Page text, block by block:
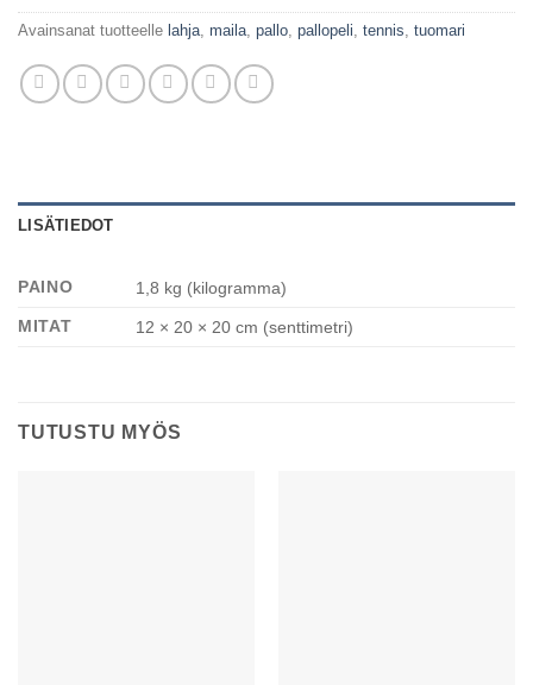
Avainsanat tuotteelle lahja maila pallo pallopeli tennis tuomari
LISÄTIEDOT
PAINO
1,8 kg (kilogramma)
MITAT
12 × 20 × 20 cm (senttimetri)
TUTUSTU MYÖS